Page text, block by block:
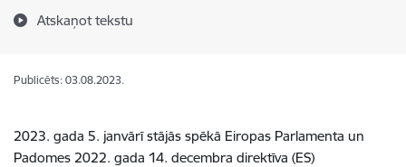
Atskaņot tekstu
Publicēts: 03.08.2023.
2023. gada 5. janvārī stājās spēkā Eiropas Parlamenta un
Padomes 2022. gada 14. decembra direktīva (ES)